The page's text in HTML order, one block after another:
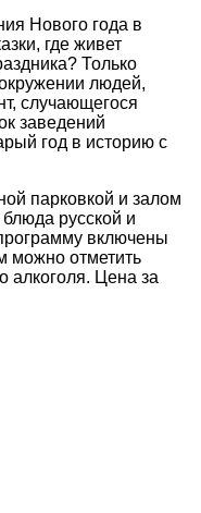
Нового года в
где живет
Только
людей,
случающегося
заведений
год в историю с
парковкой и залом
русской и
включены
можно отметить
алкоголя. Цена за